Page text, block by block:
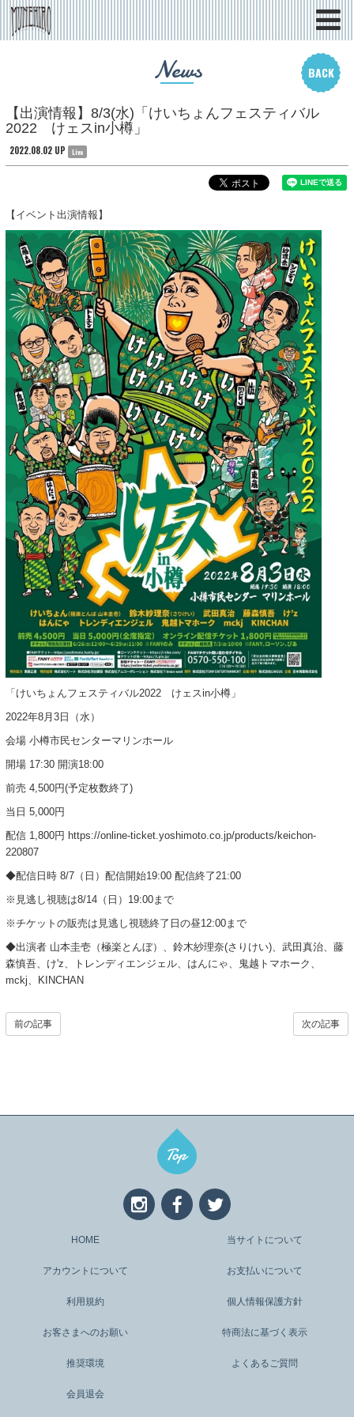
News BACK
【出演情報】8/3(水)「けいちょんフェスティバル
2022 けェスin小樽」
2022.08.02 UP Live
【イベント出演情報】
「けいちょんフェスティバル2022 けェスin小樽」
2022年8月3日（水）
会場 小樽市民センターマリンホール
開場 17:30 開演18:00
前売 4,500円(予定枚数終了)
当日 5,000円
配信 1,800円 https://online-ticket.yoshimoto.co.jp/products/keichon-
220807
◆配信日時 8/7（日）配信開始19:00 配信終了21:00
※見逃し視聴は8/14（日）19:00まで
※チケットの販売は見逃し視聴終了日の昼12:00まで
◆出演者 山本圭壱（極楽とんぼ）、鈴木紗理奈(さりけい)、武田真治、藤
森慎吾、け'z、トレンディエンジェル、はんにゃ、鬼越トマホーク、
mckj、KINCHAN
次の記事
前の記事
HOME 当サイトについて
アカウントについて お支払いについて
利用規約 個人情報保護方針
お客さまへのお願い 特商法に基づく表示
推奨環境 よくあるご質問
会員退会